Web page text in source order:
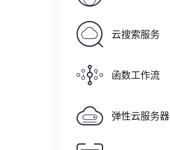
云搜索服务
函数工作流
弹性云服务器